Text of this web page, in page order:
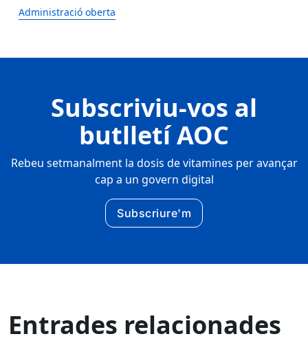
Administració oberta
Subscriviu-vos al
butlletí AOC
Rebeu setmanalment la dosis de vitamines per avançar
cap a un govern digital
Subscriure'm
Entrades relacionades